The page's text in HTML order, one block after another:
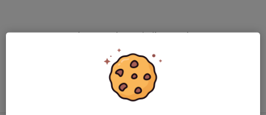
Ingen spelarstatistik sparad
När ni fyller i uppställning på respektive match visas statistiken
automatiskt på denna sida